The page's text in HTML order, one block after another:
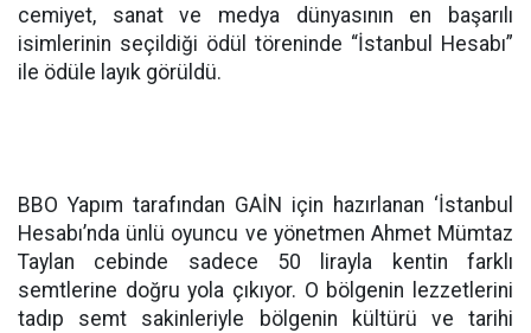
cemiyet, sanat ve medya dünyasının en başarılı
isimlerinin seçildiği ödül töreninde “İstanbul Hesabı”
ile ödüle layık görüldü.
BBO Yapım tarafından GAİN için hazırlanan ‘İstanbul
Hesabı’nda ünlü oyuncu ve yönetmen Ahmet Mümtaz
Taylan cebinde sadece 50 lirayla kentin farklı
semtlerine doğru yola çıkıyor. O bölgenin lezzetlerini
tadıp semt sakinleriyle bölgenin kültürü ve tarihi